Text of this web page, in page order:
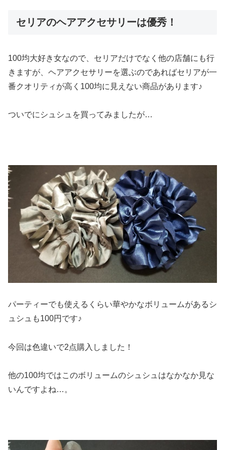
セリアのヘアアクセサリーは優秀！
100均大好き女なので、セリアだけでなく他の店舗にも行
きますが、ヘアアクセサリーを選ぶのであればセリアが一
番クオリティが高く100均に見えない商品があります♪
ついでにシュシュを買ってみましたが…
パーティーでも使えるくらい華やかなボリュームがあるシ
ュシュも100円です♪
今回は色違いで2点購入しました！
他の100均ではこのボリュームのシュシュはなかなか見な
いんですよね…。